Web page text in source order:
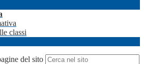
classi
del sito